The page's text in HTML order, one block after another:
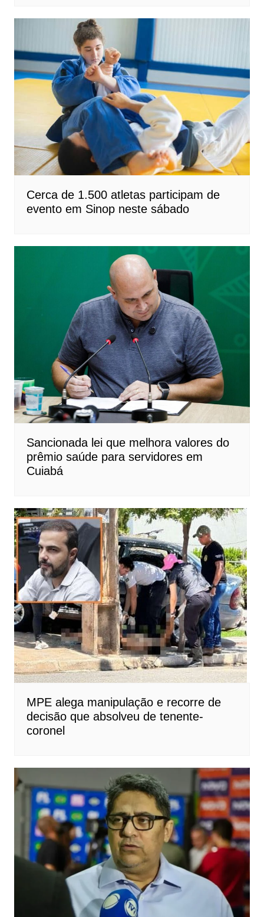
Cerca de 1.500 atletas participam de
evento em Sinop neste sábado
Sancionada lei que melhora valores do
prêmio saúde para servidores em
Cuiabá
MPE alega manipulação e recorre de
decisão que absolveu de tenente-
coronel